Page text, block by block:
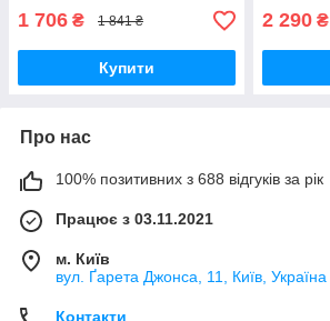
1 706 ₴ 1 841 ₴
Купити
2 290 ₴
Про нас
100% позитивних з 688 відгуків за рік
Працює з 03.11.2021
м. Київ
вул. Ґарета Джонса, 11, Київ, Україна
Контакти